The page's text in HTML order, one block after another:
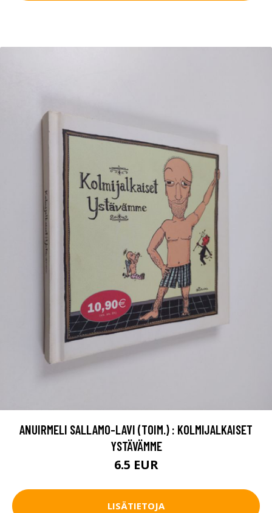
ANUIRMELI SALLAMO-LAVI (TOIM.) : KOLMIJALKAISET
YSTÄVÄMME
6.5 EUR
LISÄTIETOJA